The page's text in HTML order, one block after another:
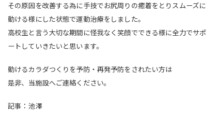
その原因を改善する為に手技でお尻周りの癒着をとりスムーズに
動ける様にした状態で運動治療をしました。
高校生と言う大切な期間に怪我なく笑顔でできる様に全力でサポ
ートしていきたいと思います。
動けるカラダつくりを予防・再発予防をされたい方は
是非、当施設へご連絡ください。
記事：池澤